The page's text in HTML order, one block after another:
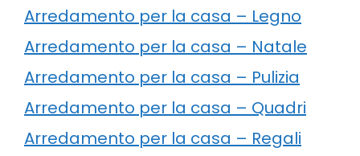
Arredamento per la casa – Legno
Arredamento per la casa – Natale
Arredamento per la casa – Pulizia
Arredamento per la casa – Quadri
Arredamento per la casa – Regali